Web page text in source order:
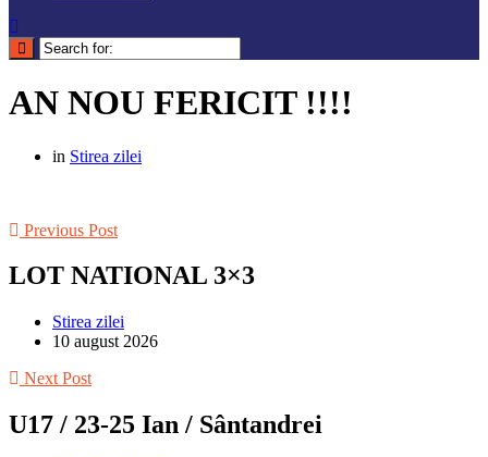
AN NOU FERICIT !!!!
in Stirea zilei
Previous Post
LOT NATIONAL 3×3
Stirea zilei
10 august 2026
Next Post
U17 / 23-25 Ian / Sântandrei